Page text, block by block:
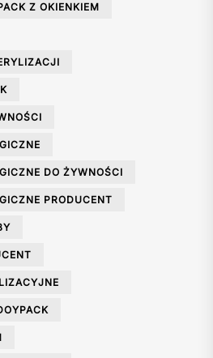
Z OKIENKIEM
DO ŻYWNOŚCI
PRODUCENT